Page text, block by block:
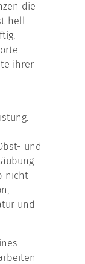
die
hell
ihrer
und
nicht
und